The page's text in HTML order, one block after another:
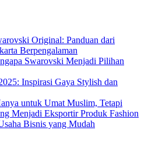
Original: Panduan dari
Berpengalaman
Swarovski Menjadi Pilihan
Inspirasi Gaya Stylish dan
untuk Umat Muslim, Tetapi
Menjadi Eksportir Produk Fashion
Bisnis yang Mudah